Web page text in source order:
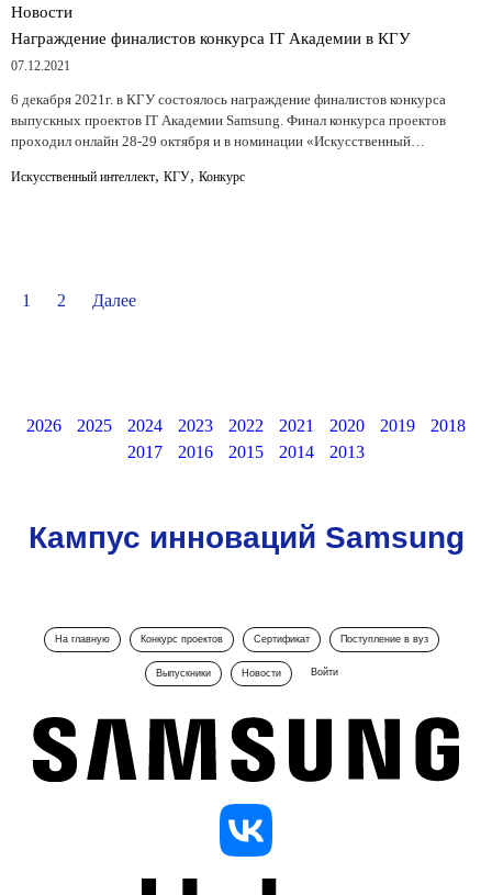
Новости
Награждение финалистов конкурса IT Академии в КГУ
07.12.2021
6 декабря 2021г. в КГУ состоялось награждение финалистов конкурса
выпускных проектов IT Академии Samsung. Финал конкурса проектов
проходил онлайн 28-29 октября и в номинации «Искусственный…
Искусственный интеллект, КГУ, Конкурс
1 2 Далее
2026 2025 2024 2023 2022 2021 2020 2019
2018
2017
2016 2015 2014 2013
Кампус инноваций Samsung
На главную Конкурс проектов Сертификат Поступление в вуз
Выпускники Новости Войти